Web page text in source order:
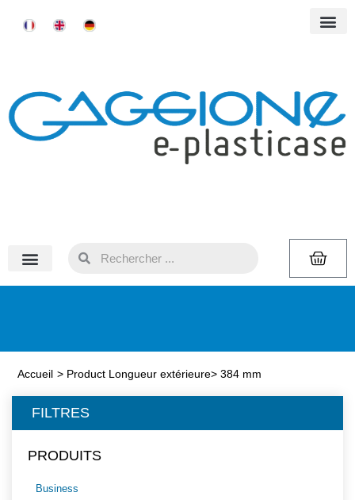
Accueil > Product Longueur extérieure> 384 mm
FILTRES
PRODUITS
Business